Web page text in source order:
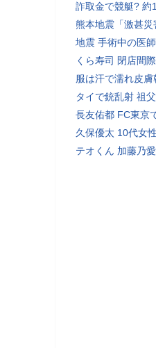
詐取金で競艇? 約
熊本地震「激甚
地震 手術中の医
くら寿司 閉店間
服は汗で濡れ皮
タイで銃乱射 祖
長友佑都 FC東京
久保優太 10代女
テオくん 加藤乃